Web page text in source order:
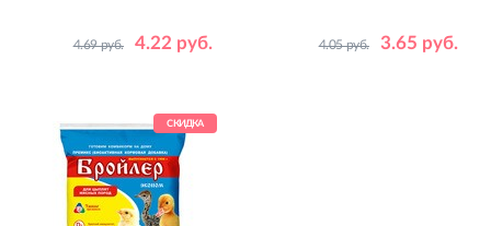
4.22 руб.
4.69 руб. 3.65 руб.
4.05 руб.
СКИДКА